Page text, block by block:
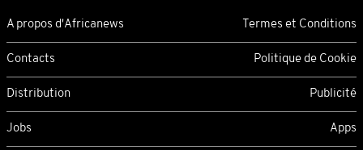
A propos d'Africanews Termes et Conditions
Contacts Politique de Cookie
Distribution Publicité
Jobs Apps